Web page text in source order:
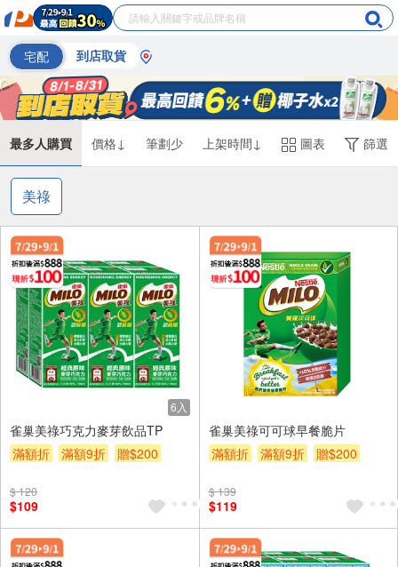
宅配 到店取貨
最多人購買 價格↓ 筆劃少 上架時間↓ 圖表 篩選
美祿
6入
雀巢美祿巧克力麥芽飲品TP
滿額折
滿額9折 贈$200
$ 120
$109
雀巢美祿可可球早餐脆片
滿額折
滿額9折 贈$200
$ 139
$119